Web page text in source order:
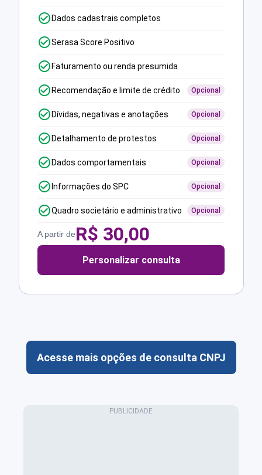
Dados cadastrais completos
Serasa Score Positivo
Faturamento ou renda presumida
Recomendação e limite de crédito Opcional
Dívidas, negativas e anotações Opcional
Detalhamento de protestos Opcional
Dados comportamentais Opcional
Informações do SPC Opcional
Quadro societário e administrativo Opcional
A partir deR$ 30,00
Personalizar consulta
Acesse mais opções de consulta CNPJ